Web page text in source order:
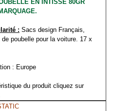
EN INTISSE 80GR
: Sacs design Français,
de poubelle pour la voiture. 17 x
: Europe
du produit cliquez sur